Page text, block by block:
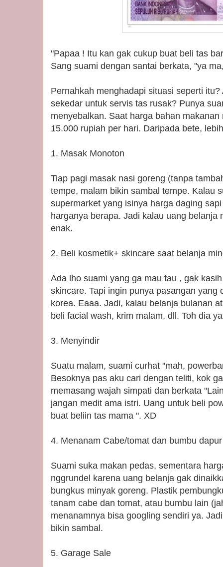
"Papaa ! Itu kan gak cukup buat beli tas
Sang suami dengan santai berkata, "ya
Pernahkah menghadapi situasi seperti
sekedar untuk servis tas rusak? Punya
menyebalkan. Saat harga bahan
15.000 rupiah per hari. Daripada bete,
1. Masak Monoton
Tiap pagi masak nasi goreng (tanpa
tempe, malam bikin sambal tempe. Kalau
supermarket yang isinya harga daging
harganya berapa. Jadi kalau uang belanja
enak.
2. Beli kosmetik+ skincare saat belanja
Ada lho suami yang ga mau tau , gak
skincare. Tapi ingin punya pasangan yang
korea. Eaaa. Jadi, kalau belanja bulanan
beli facial wash, krim malam, dll. Toh dia
3. Menyindir
Suatu malam, suami curhat "mah,
Besoknya pas aku cari dengan teliti, kok
memasang wajah simpati dan berkata
jangan medit ama istri. Uang untuk beli
buat beliin tas mama ". XD
4. Menanam Cabe/tomat dan bumbu
Suami suka makan pedas, sementara
nggrundel karena uang belanja gak
bungkus minyak goreng. Plastik
tanam cabe dan tomat, atau bumbu lain
menanamnya bisa googling sendiri ya.
bikin sambal.
5. Garage Sale